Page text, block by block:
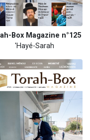
Box Magazine n°125
'Hayé-Sarah